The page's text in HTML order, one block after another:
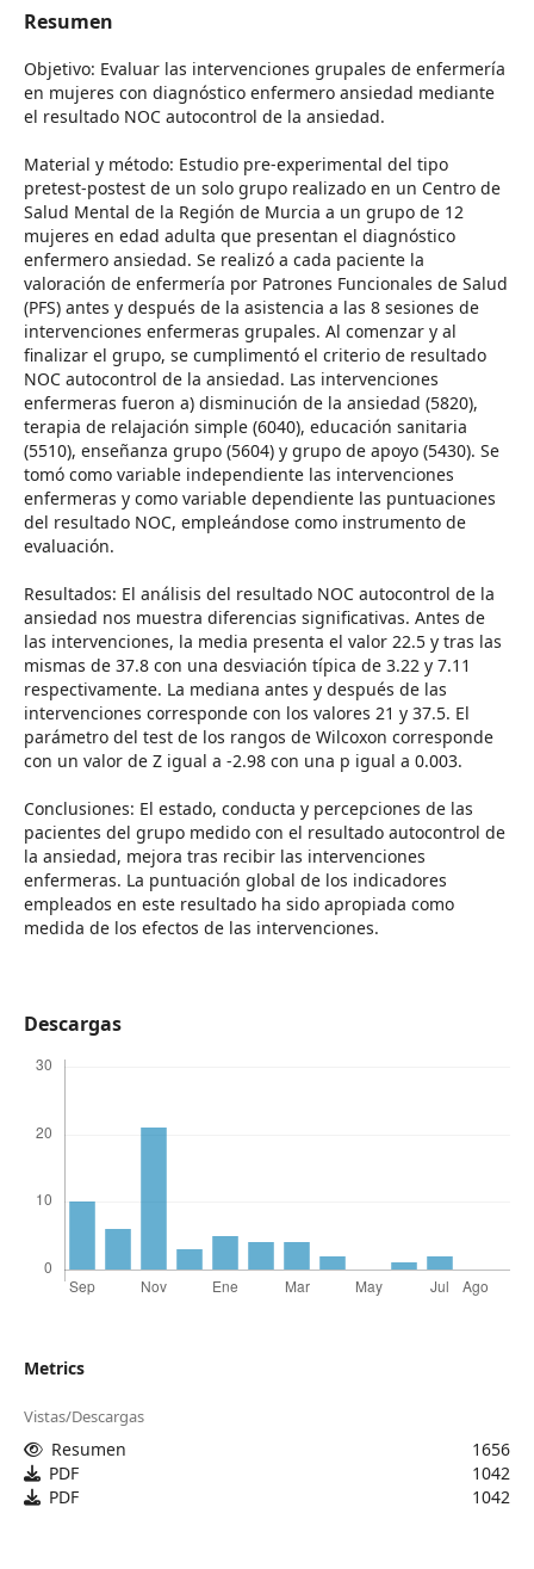
Resumen
Objetivo: Evaluar las intervenciones grupales de enfermería
en mujeres con diagnóstico enfermero ansiedad mediante
el resultado NOC autocontrol de la ansiedad.
Material y método: Estudio pre-experimental del tipo
pretest-postest de un solo grupo realizado en un Centro de
Salud Mental de la Región de Murcia a un grupo de 12
mujeres en edad adulta que presentan el diagnóstico
enfermero ansiedad. Se realizó a cada paciente la
valoración de enfermería por Patrones Funcionales de Salud
(PFS) antes y después de la asistencia a las 8 sesiones de
intervenciones enfermeras grupales. Al comenzar y al
finalizar el grupo, se cumplimentó el criterio de resultado
NOC autocontrol de la ansiedad. Las intervenciones
enfermeras fueron a) disminución de la ansiedad (5820),
terapia de relajación simple (6040), educación sanitaria
(5510), enseñanza grupo (5604) y grupo de apoyo (5430). Se
tomó como variable independiente las intervenciones
enfermeras y como variable dependiente las puntuaciones
del resultado NOC, empleándose como instrumento de
evaluación.
Resultados: El análisis del resultado NOC autocontrol de la
ansiedad nos muestra diferencias significativas. Antes de
las intervenciones, la media presenta el valor 22.5 y tras las
mismas de 37.8 con una desviación típica de 3.22 y 7.11
respectivamente. La mediana antes y después de las
intervenciones corresponde con los valores 21 y 37.5. El
parámetro del test de los rangos de Wilcoxon corresponde
con un valor de Z igual a -2.98 con una p igual a 0.003.
Conclusiones: El estado, conducta y percepciones de las
pacientes del grupo medido con el resultado autocontrol de
la ansiedad, mejora tras recibir las intervenciones
enfermeras. La puntuación global de los indicadores
empleados en este resultado ha sido apropiada como
medida de los efectos de las intervenciones.
Descargas
Metrics
Vistas/Descargas
Resumen
1656
PDF
1042
PDF
1042